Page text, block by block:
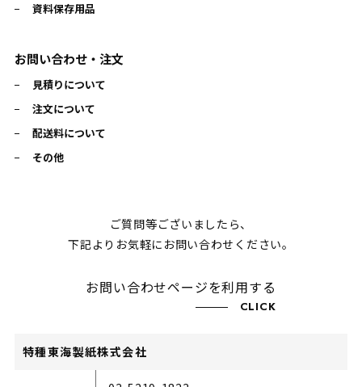
資料保存用品
お問い合わせ・注文
見積りについて
注文について
配送料について
その他
ご質問等ございましたら、
下記よりお気軽にお問い合わせください。
お問い合わせページを利用する
CLICK
特種東海製紙株式会社